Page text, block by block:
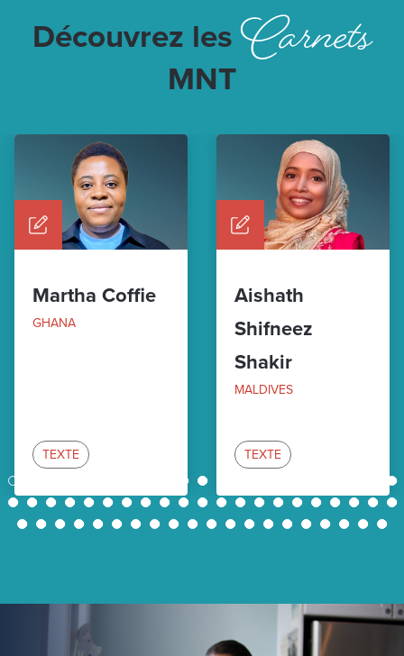
Découvrez lesCarnets
MNT
Martha Coffie
GHANA
TEXTE
Aishath
Shifneez
Shakir
MALDIVES
TEXTE
1 10 11
21
22
23 24 25 26 27 28 29 30 31 32 33 34 35 36 37 38 39 40 41
42
43
44 45 46 47 48 49 50 51 52 53 54 55 56 57 58 59 60 61 62